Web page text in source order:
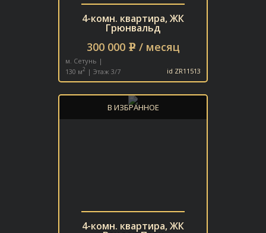
4-комн. квартира, ЖК
Грюнвальд
300 000 e / месяц
м. Сетунь |
130 м2 | Этаж 3/7 id ZR11513
4-комн. квартира, ЖК
В ИЗБРАННОЕ